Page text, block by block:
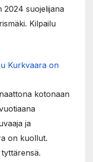
2024 suojelijana
Kilpailu
Kurkvaara on
kotonaan
ja
on kuollut.